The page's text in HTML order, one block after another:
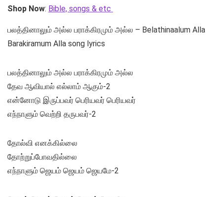
Shop Now: Bible, songs & etc
பலத்தினாலும் அல்ல பராக்கிரமும் அல்ல – Belathinaalum Alla
Barakiramum Alla song lyrics
பலத்தினாலும் அல்ல பராக்கிரமும் அல்ல
தேவ ஆவியால் எல்லாம் ஆகும்-2
என்னோடு இருப்பவர் பெரியவர் பெரியவர்
எந்நாளும் வெற்றி தருபவர்-2
தோல்வி எனக்கில்லை
தோற்றுப்போவதில்லை
எந்நாளும் ஜெயம் ஜெயம் ஜெயமே-2